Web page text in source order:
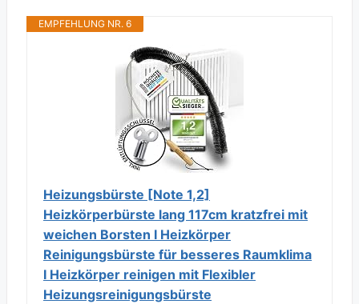
EMPFEHLUNG NR. 6
Heizungsbürste [Note 1,2]
Heizkörperbürste lang 117cm kratzfrei mit
weichen Borsten I Heizkörper
Reinigungsbürste für besseres Raumklima
I Heizkörper reinigen mit Flexibler
Heizungsreinigungsbürste